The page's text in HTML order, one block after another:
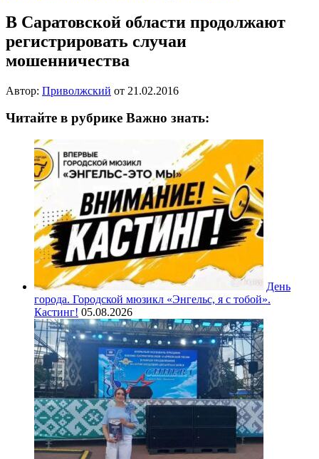
В Саратовской области продолжают
регистрировать случаи
мошенничества
Автор: Приволжский от 21.02.2016
Читайте в рубрике Важно знать:
День
города. Городской мюзикл «Энгельс, я с тобой».
Кастинг! 05.08.2026